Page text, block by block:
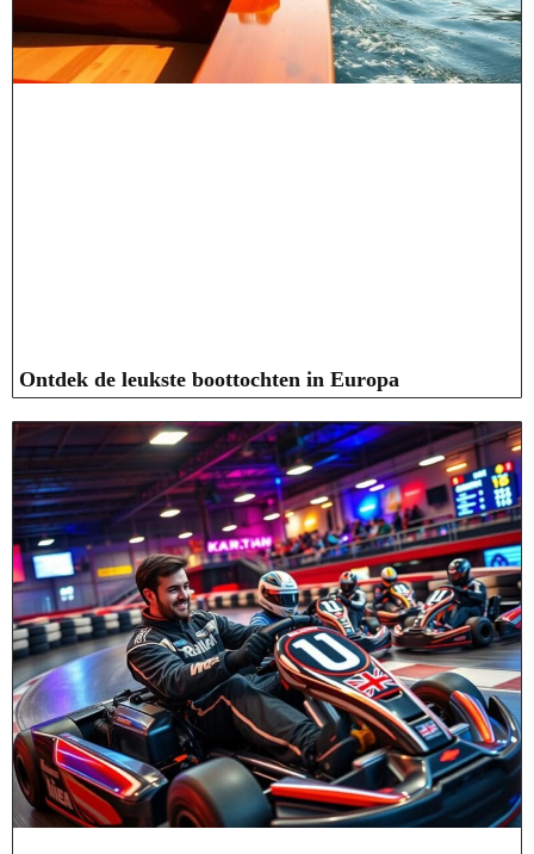
Ontdek de leukste boottochten in Europa